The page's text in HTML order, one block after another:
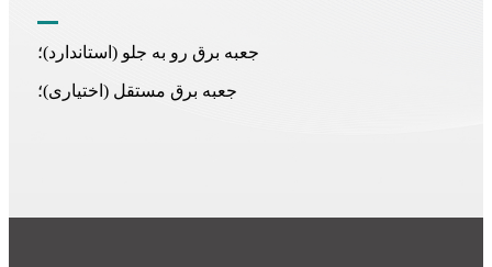
جعبه برق رو به جلو (استاندارد)؛
جعبه برق مستقل (اختیاری)؛